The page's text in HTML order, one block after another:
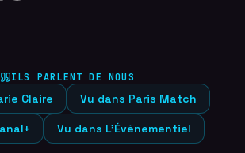
ILS PARLENT DE NOUS
Claire Vu dans Paris Match
Vu dans L'Événementiel